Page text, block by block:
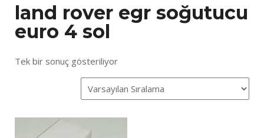
land rover egr soğutucu
euro 4 sol
Tek bir sonuç gösteriliyor